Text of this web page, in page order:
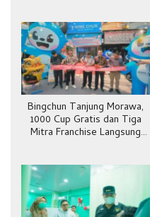
Bingchun Tanjung Morawa,
1000 Cup Gratis dan Tiga
Mitra Franchise Langsung